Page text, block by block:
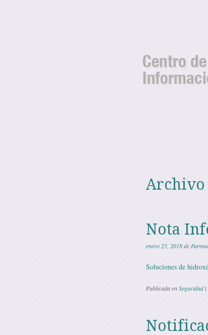
Archivo
Nota
enero 25, 2018de
Soluciones de
Publicada enSeguridad |